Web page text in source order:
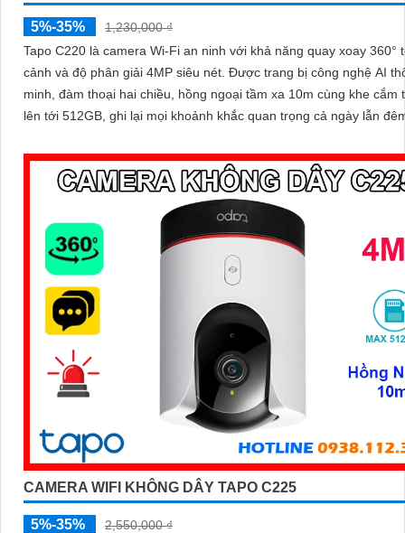
5%-35%
1,230,000 ₫
Tapo C220 là camera Wi-Fi an ninh với khả năng quay xoay 360°
cảnh và độ phân giải 4MP siêu nét. Được trang bị công nghệ AI thông
minh, đàm thoại hai chiều, hồng ngoại tầm xa 10m cùng khe cắm
lên tới 512GB, ghi lại mọi khoảnh khắc quan trọng cả ngày lẫn
CAMERA WIFI KHÔNG DÂY TAPO C225
5%-35%
2,550,000 ₫